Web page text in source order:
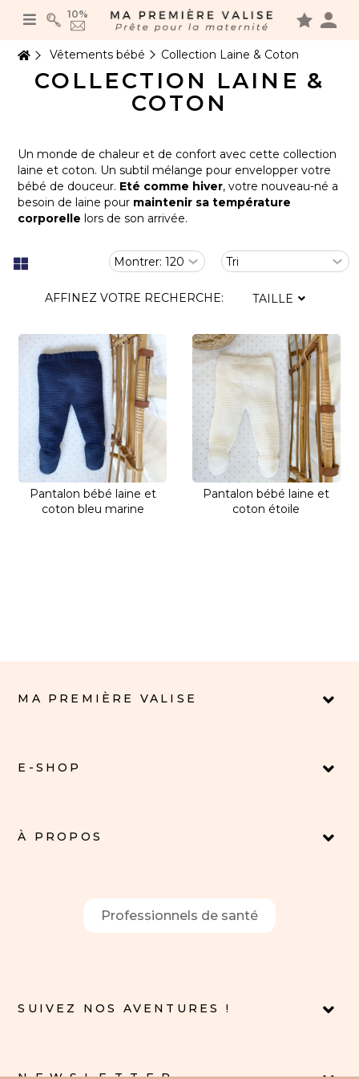
10%
Vêtements bébé Collection Laine & Coton
COLLECTION LAINE &
COTON
Un monde de chaleur et de confort avec cette collection
laine et coton. Un subtil mélange pour envelopper votre
bébé de douceur. Eté comme hiver, votre nouveau-né a
besoin de laine pour maintenir sa température
corporelle lors de son arrivée.
AFFINEZ VOTRE RECHERCHE: TAILLE
Pantalon bébé laine et
coton bleu marine
Pantalon bébé laine et
coton étoile
MA PREMIÈRE VALISE
E-SHOP
À PROPOS
Professionnels de santé
SUIVEZ NOS AVENTURES !
Panneau de gestion des cookies